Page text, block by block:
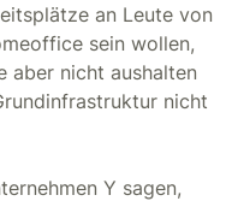
an Leute von
sein wollen,
aber nicht aushalten
nicht
Y sagen,